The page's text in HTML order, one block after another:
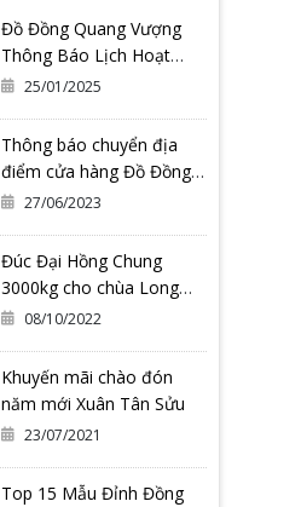
Đồ Đồng Quang Vượng
Thông Báo Lịch Hoạt
Động Tết Nguyên Đán Ất
25/01/2025
Thông báo chuyển địa
điểm cửa hàng Đồ Đồng
Quang Vượng Cơ Sở 2
27/06/2023
Đúc Đại Hồng Chung
3000kg cho chùa Long
Hoa Thiền Tự - Tỉnh Bình
08/10/2022
Khuyến mãi chào đón
năm mới Xuân Tân Sửu
23/07/2021
Top 15 Mẫu Đỉnh Đồng